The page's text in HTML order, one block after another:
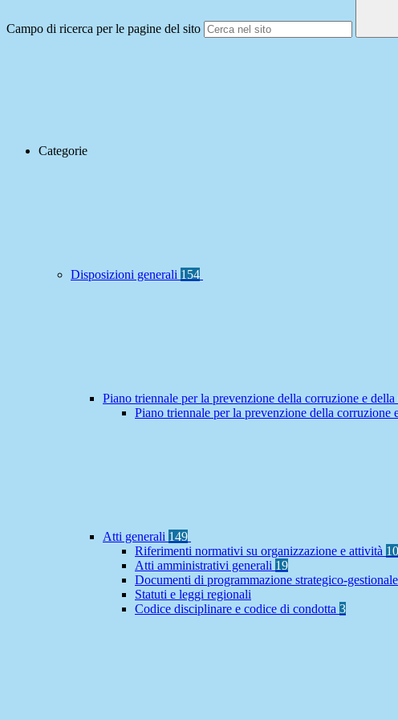
Campo di ricerca per le pagine del sito
Categorie
Disposizioni generali 154
Piano triennale per la prevenzione della corruzione e della
Piano triennale per la prevenzione della corruzione
Atti generali 149
Riferimenti normativi su organizzazione e attività
Atti amministrativi generali 19
Documenti di programmazione strategico-gestionale
Statuti e leggi regionali
Codice disciplinare e codice di condotta 3